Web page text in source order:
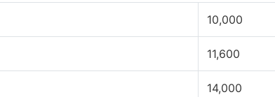
10,000
11,600
14,000